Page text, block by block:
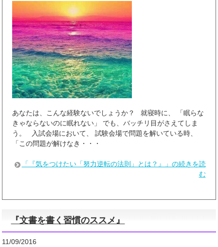
あなたは、こんな経験ないでしょうか？ 就寝時に、 「眠らな
きゃならないのに眠れない」 でも、バッチリ目がさえてしま
う。 入試会場において、 試験会場で問題を解いている時、
「この問題が解けなき・・・
「『気をつけたい「努力逆転の法則」とは？』」の続きを読
む
『文書を書く習慣のススメ』
11/09/2016